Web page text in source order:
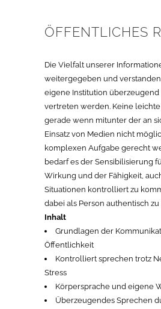
ÖFFENTLICHES
Die Vielfalt unserer
weitergegeben und
eigene Institution überzeugend
vertreten werden. Keine
gerade wenn mitunter der an
Einsatz von Medien nicht
komplexen Aufgabe gerecht
bedarf es der Sensibilisierung
Wirkung und der Fähigkeit,
Situationen kontrolliert zu
dabei als Person authentisch
Inhalt
Grundlagen der
Öffentlichkeit
Kontrolliert sprechen trotz
Stress
Körpersprache und eigene
Überzeugendes Sprechen